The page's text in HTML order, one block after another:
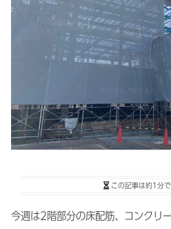
この記事は約1分
今週は2階部分の床配筋、コンクリ